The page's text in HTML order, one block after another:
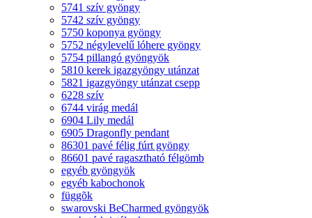
5741 szív gyöngy
5742 szív gyöngy
5750 koponya gyöngy
5752 négylevelű lóhere gyöngy
5754 pillangó gyöngyök
5810 kerek igazgyöngy utánzat
5821 igazgyöngy utánzat csepp
6228 szív
6744 virág medál
6904 Lily medál
6905 Dragonfly pendant
86301 pavé félig fúrt gyöngy
86601 pavé ragasztható félgömb
egyéb gyöngyök
egyéb kabochonok
függõk
swarovski BeCharmed gyöngyök